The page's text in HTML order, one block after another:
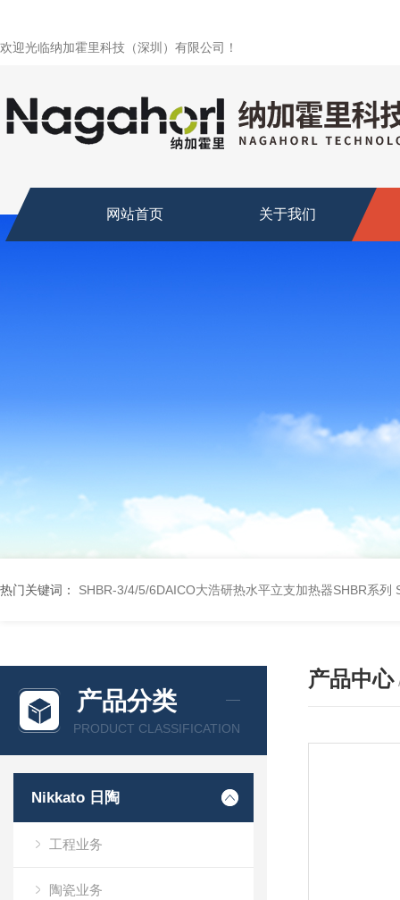
欢迎光临纳加霍里科技（深圳）有限公司！
网站首页 关于我们
热门关键词： SHBR-3/4/5/6DAICO大浩研热水平立支加热器SHBR系列
产品分类
PRODUCT CLASSIFICATION
Nikkato 日陶
工程业务
陶瓷业务
产品中心